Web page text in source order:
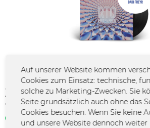
30,00 € *
*inkl. MwSt. zzgl. Versandkosten
Sofort verfügbar | 3 - 4 Werktage
Auf unserer Website kommen
Cookies zum Einsatz: technische,
solche zu Marketing-Zwecken. Sie
Seite grundsätzlich auch ohne das
Cookies besuchen. Wenn Sie keine
und unsere Website dennoch weiter